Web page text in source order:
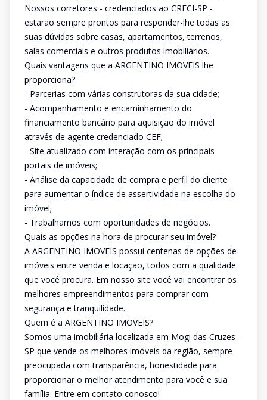
Nossos corretores - credenciados ao CRECI-SP -
estarão sempre prontos para responder-lhe todas as
suas dúvidas sobre casas, apartamentos, terrenos,
salas comerciais e outros produtos imobiliários.
Quais vantagens que a ARGENTINO IMOVEIS lhe
proporciona?
- Parcerias com várias construtoras da sua cidade;
- Acompanhamento e encaminhamento do
financiamento bancário para aquisição do imóvel
através de agente credenciado CEF;
- Site atualizado com interação com os principais
portais de imóveis;
- Análise da capacidade de compra e perfil do cliente
para aumentar o índice de assertividade na escolha do
imóvel;
- Trabalhamos com oportunidades de negócios.
Quais as opções na hora de procurar seu imóvel?
A ARGENTINO IMOVEIS possui centenas de opções de
imóveis entre venda e locação, todos com a qualidade
que você procura. Em nosso site você vai encontrar os
melhores empreendimentos para comprar com
segurança e tranquilidade.
Quem é a ARGENTINO IMOVEIS?
Somos uma imobiliária localizada em Mogi das Cruzes -
SP que vende os melhores imóveis da região, sempre
preocupada com transparência, honestidade para
proporcionar o melhor atendimento para você e sua
família. Entre em contato conosco!